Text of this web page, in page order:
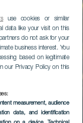
use cookies or similar
data like your visit on this
do not ask for your
business interest. You
based on legitimate
our Privacy Policy on this
measurement, audience
data, and identification